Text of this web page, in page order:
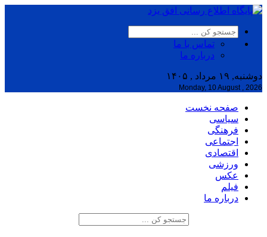
تماس با ما
درباره ما
دوشنبه, ۱۹ مرداد , ۱۴۰۵
Monday, 10 August , 2026
صفحه نخست
سیاسی
فرهنگی
اجتماعی
اقتصادی
ورزشی
عکس
فیلم
درباره ما